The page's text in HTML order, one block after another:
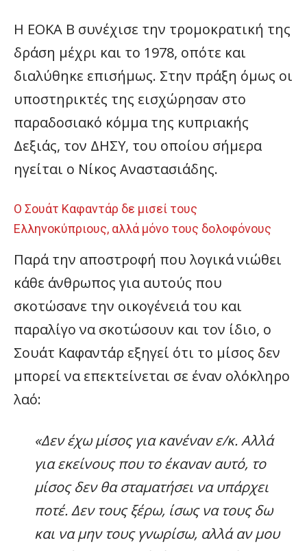
Η ΕΟΚΑ Β συνέχισε την τρομοκρατική της
δράση μέχρι και το 1978, οπότε και
διαλύθηκε επισήμως. Στην πράξη όμως οι
υποστηρικτές της εισχώρησαν στο
παραδοσιακό κόμμα της κυπριακής
Δεξιάς, τον ΔΗΣΥ, του οποίου σήμερα
ηγείται ο Νίκος Αναστασιάδης.
Ο Σουάτ Καφαντάρ δε μισεί τους
Ελληνοκύπριους, αλλά μόνο τους δολοφόνους
Παρά την αποστροφή που λογικά νιώθει
κάθε άνθρωπος για αυτούς που
σκοτώσανε την οικογένειά του και
παραλίγο να σκοτώσουν και τον ίδιο, ο
Σουάτ Καφαντάρ εξηγεί ότι το μίσος δεν
μπορεί να επεκτείνεται σε έναν ολόκληρο
λαό:
«Δεν έχω μίσος για κανέναν ε/κ. Αλλά
για εκείνους που το έκαναν αυτό, το
μίσος δεν θα σταματήσει να υπάρχει
ποτέ. Δεν τους ξέρω, ίσως να τους δω
και να μην τους γνωρίσω, αλλά αν μου